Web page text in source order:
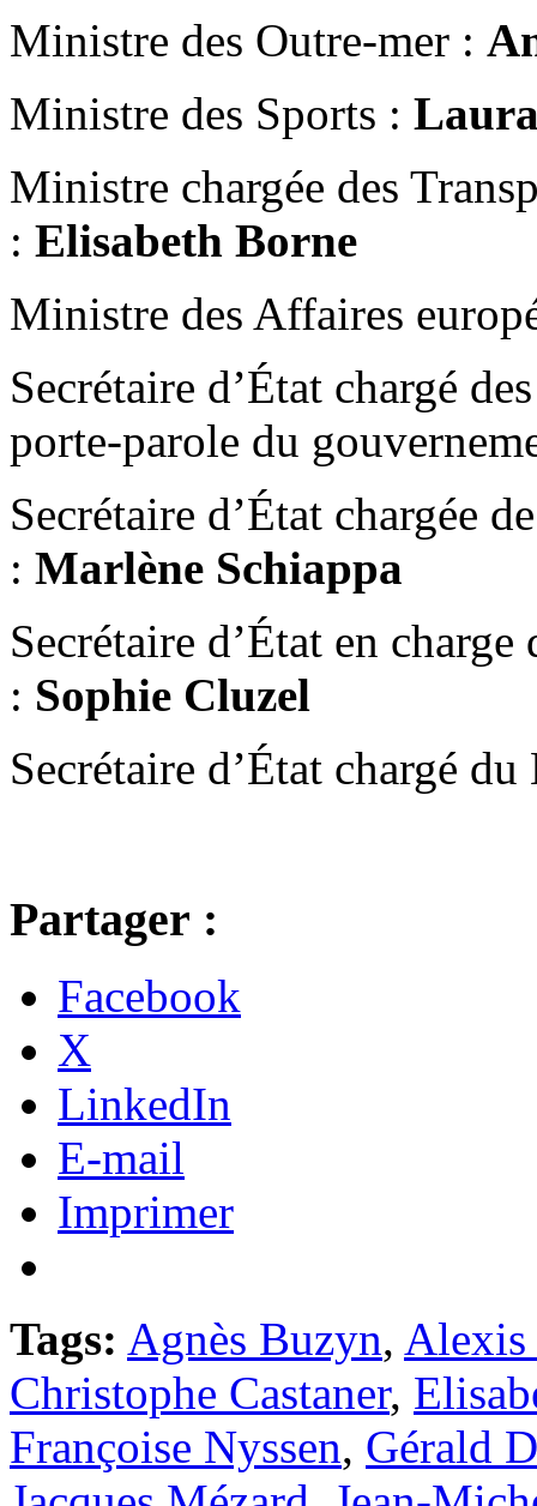
Ministre des Outre-mer :
Ministre des Sports :
Ministre chargée des
: Elisabeth Borne
Ministre des Affaires
Secrétaire d’État chargé
porte-parole du
Secrétaire d’État chargée
: Marlène Schiappa
Secrétaire d’État en charge
: Sophie Cluzel
Secrétaire d’État chargé
Partager :
Facebook
X
LinkedIn
E-mail
Imprimer
Tags: Agnès Buzyn, Alexis
Christophe Castaner,
Françoise Nyssen, Gérald